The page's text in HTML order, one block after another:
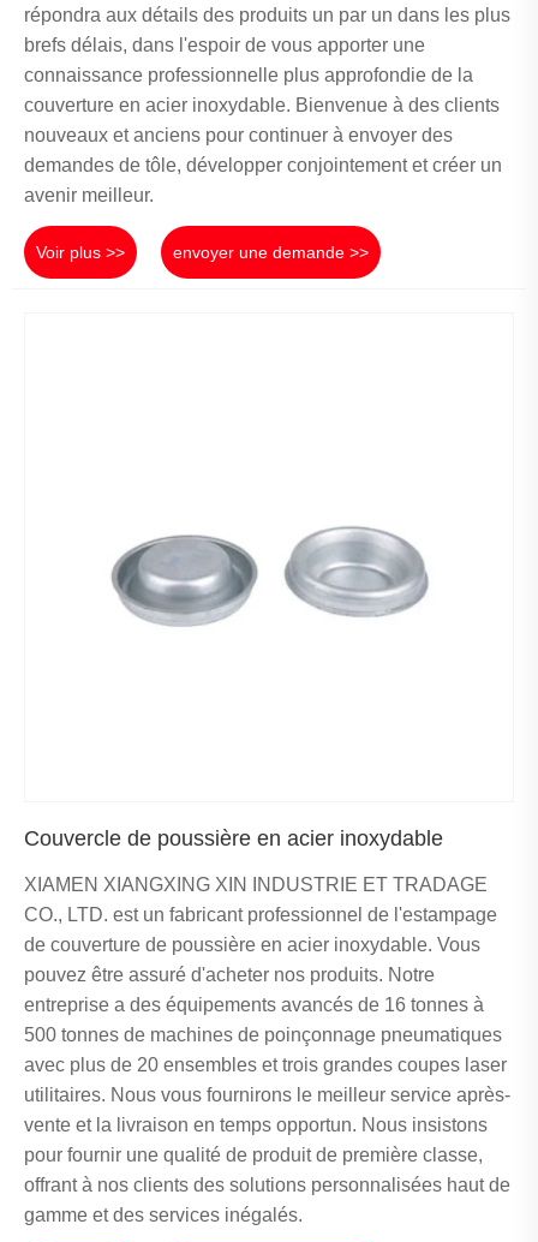
répondra aux détails des produits un par un dans les plus
brefs délais, dans l'espoir de vous apporter une
connaissance professionnelle plus approfondie de la
couverture en acier inoxydable. Bienvenue à des clients
nouveaux et anciens pour continuer à envoyer des
demandes de tôle, développer conjointement et créer un
avenir meilleur.
Voir plus >> envoyer une demande >>
Couvercle de poussière en acier inoxydable
XIAMEN XIANGXING XIN INDUSTRIE ET ​​TRADAGE
CO., LTD. est un fabricant professionnel de l'estampage
de couverture de poussière en acier inoxydable. Vous
pouvez être assuré d'acheter nos produits. Notre
entreprise a des équipements avancés de 16 tonnes à
500 tonnes de machines de poinçonnage pneumatiques
avec plus de 20 ensembles et trois grandes coupes laser
utilitaires. Nous vous fournirons le meilleur service après-
vente et la livraison en temps opportun. Nous insistons
pour fournir une qualité de produit de première classe,
offrant à nos clients des solutions personnalisées haut de
gamme et des services inégalés.